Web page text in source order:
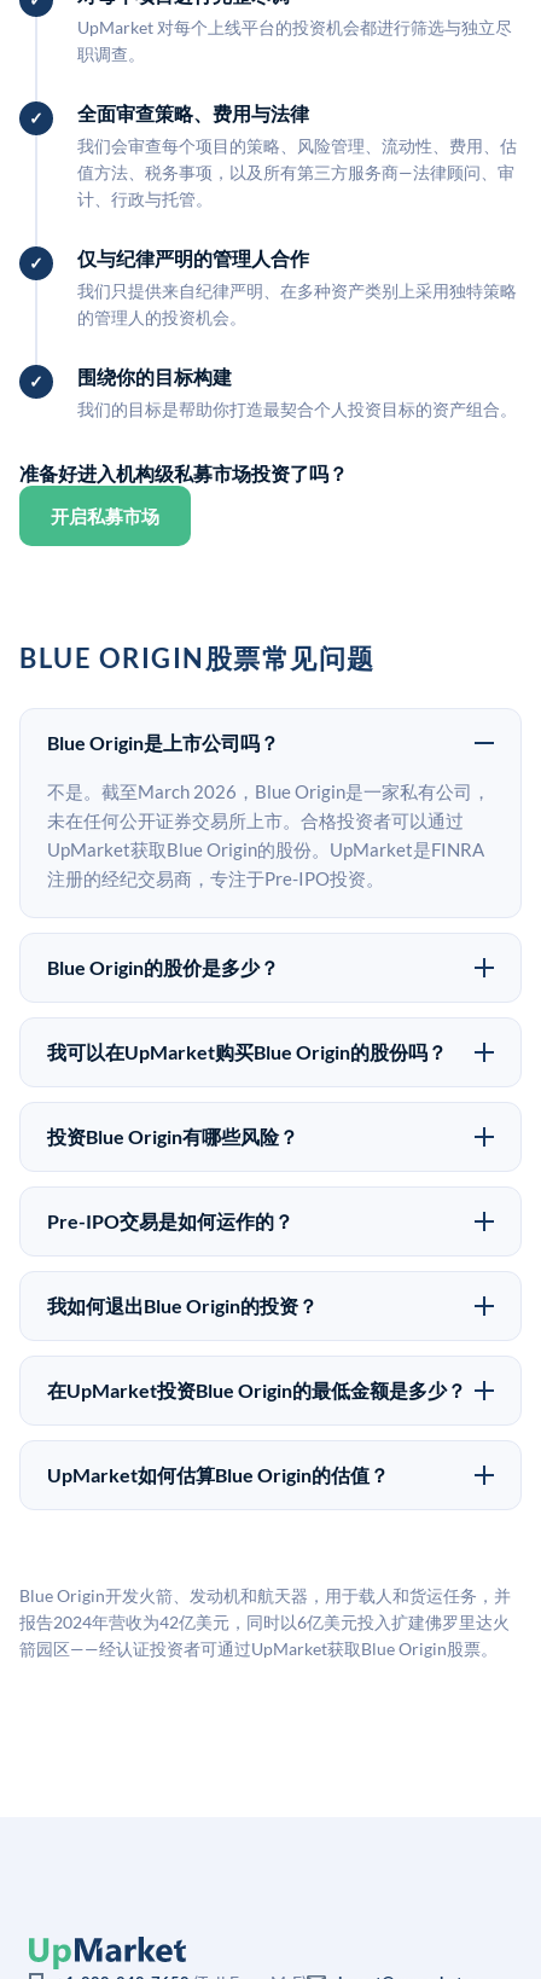
UpMarket 对每个上线平台的投资机会都进行筛选与独立尽
职调查。
全面审查策略、费用与法律
我们会审查每个项目的策略、风险管理、流动性、费用、估
值方法、税务事项，以及所有第三方服务商—法律顾问、审
计、行政与托管。
仅与纪律严明的管理人合作
我们只提供来自纪律严明、在多种资产类别上采用独特策略
的管理人的投资机会。
围绕你的目标构建
我们的目标是帮助你打造最契合个人投资目标的资产组合。
准备好进入机构级私募市场投资了吗？
开启私募市场
BLUE ORIGIN股票常见问题
Blue Origin是上市公司吗？
不是。截至March 2026，Blue Origin是一家私有公司，
未在任何公开证券交易所上市。合格投资者可以通过
UpMarket获取Blue Origin的股份。UpMarket是FINRA
注册的经纪交易商，专注于Pre-IPO投资。
Blue Origin的股价是多少？
Blue Origin没有公开股价，因为它是一家私有公司。最
近的已知股价来自其最近一轮融资。 二级市场上的Pre-
有所不同。
我可以在UpMarket购买Blue Origin的股份吗？
可以。合格投资者可以通过填写本页表单或在
upmarket.co创建账户来表达对Blue Origin股份的投资意
50,000美元。UpMarket是FINRA注册的经纪交易商，
自2019年以来已经纪超过5亿美元的另类投资。
投资Blue Origin有哪些风险？
Pre-IPO投资存在重大风险。Blue Origin的股份流动性
低，意味着没有公开市场可以快速出售。不存在确定的
应做好可能全部损失的准备。私有公司的估值在融资轮
次之间可能大幅波动。投资者应在投资前咨询其财务顾
Pre-IPO交易是如何运作的？
在Pre-IPO交易中，合格投资者通过二级市场平台从现有
股东（如员工、早期投资者或其他持有人）处购买股
为FINRA注册的经纪交易商促成这些交易，代表双方处
理合规、文件和结算事宜。
我如何退出Blue Origin的投资？
Pre-IPO持股主要有两种退出途径：在二级市场将股份出
售给其他买家，或持有直到公司完成IPO或被收购。两
市场条件。任何退出的时间都是不可预测的，投资者应
做好多年持有的准备。
在UpMarket投资Blue Origin的最低金额是多少？
UpMarket上大多数Pre-IPO产品的最低投资金额为
50,000美元。具体金额可能因产品和股份供应情况而有
UpMarket如何估算Blue Origin的估值？
司可比倍数应用私有公司折扣，以反映流动性不足和信
息不对称。此估值不构成投资建议，可能与实际交易价
Blue Origin开发火箭、发动机和航天器，用于载人和货运任务，并
报告2024年营收为42亿美元，同时以6亿美元投入扩建佛罗里达火
箭园区——经认证投资者可通过UpMarket获取Blue Origin股票。